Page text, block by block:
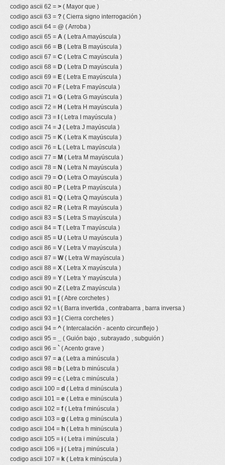
codigo ascii 62 = > ( Mayor que )
codigo ascii 63 = ? ( Cierra signo interrogación )
codigo ascii 64 = @ ( Arroba )
codigo ascii 65 = A ( Letra A mayúscula )
codigo ascii 66 = B ( Letra B mayúscula )
codigo ascii 67 = C ( Letra C mayúscula )
codigo ascii 68 = D ( Letra D mayúscula )
codigo ascii 69 = E ( Letra E mayúscula )
codigo ascii 70 = F ( Letra F mayúscula )
codigo ascii 71 = G ( Letra G mayúscula )
codigo ascii 72 = H ( Letra H mayúscula )
codigo ascii 73 =
( Letra I mayúscula )
codigo ascii 74 = J ( Letra J mayúscula )
codigo ascii 75 = K ( Letra K mayúscula )
codigo ascii 76 = L ( Letra L mayúscula )
codigo ascii 77 = M ( Letra M mayúscula )
codigo ascii 78 = N ( Letra N mayúscula )
codigo ascii 79 = O ( Letra O mayúscula )
codigo ascii 80 = P ( Letra P mayúscula )
codigo ascii 81 = Q ( Letra Q mayúscula )
codigo ascii 82 = R ( Letra R mayúscula )
codigo ascii 83 = S ( Letra S mayúscula )
codigo ascii 84 = T( Letra T mayúscula )
codigo ascii 85 = U ( Letra U mayúscula )
codigo ascii 86 = V ( Letra V mayúscula )
codigo ascii 87 = W( Letra W mayúscula )
codigo ascii 88 = X ( Letra X mayúscula )
codigo ascii 89 = Y ( Letra Y mayúscula )
codigo ascii 90 = Z ( Letra Z mayúscula )
codigo ascii 91 = [ ( Abre corchetes )
codigo ascii 92 = \( Barra invertida , contrabarra , barra inversa )
codigo ascii 93 = ] ( Cierra corchetes )
codigo ascii 94 = ^ ( Intercalación - acento circunflejo )
codigo ascii 95 =
( Guión bajo , subrayado , subguión )
codigo ascii 96 = ` ( Acento grave )
codigo ascii 97 = a ( Letra a minúscula )
codigo ascii 98 = b ( Letra b minúscula )
codigo ascii 99 = c ( Letra c minúscula )
codigo ascii 100 = d ( Letra d minúscula )
codigo ascii 101 = e ( Letra e minúscula )
codigo ascii 102 = f ( Letra f minúscula )
codigo ascii 103 = g ( Letra g minúscula )
codigo ascii 104 = h ( Letra h minúscula )
codigo ascii 105 = i ( Letra i minúscula )
codigo ascii 106 = j ( Letra j minúscula )
codigo ascii 107 = k ( Letra k minúscula )